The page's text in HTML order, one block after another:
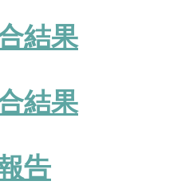
結果
結果
告